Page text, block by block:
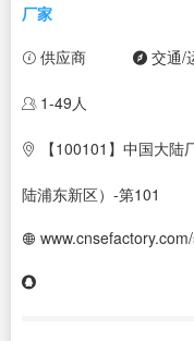
厂家
供应商 交通/
1-49人
【100101】中国大陆
陆浦东新区）-第101